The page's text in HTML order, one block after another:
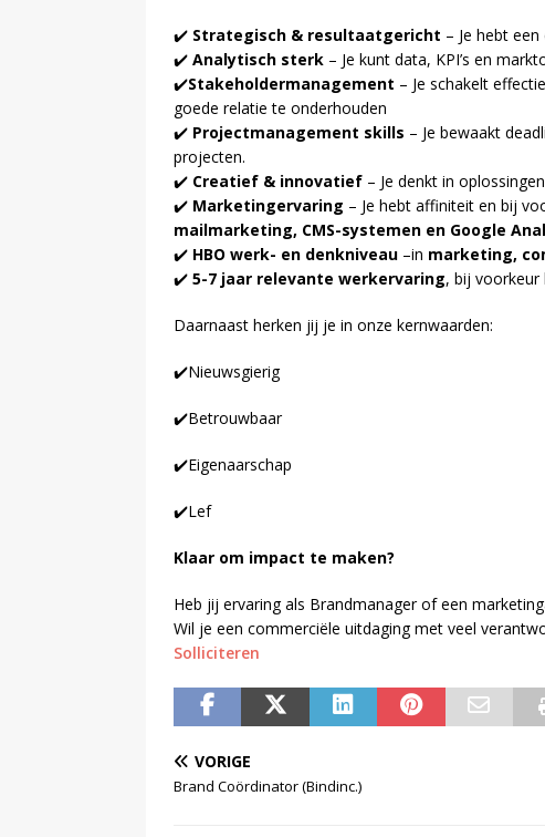
✔️ Strategisch & resultaatgericht – Je hebt
✔️ Analytisch sterk – Je kunt data, KPI’s en
✔️Stakeholdermanagement – Je schakelt
goede relatie te onderhouden
✔️ Projectmanagement skills – Je bewaakt
projecten.
✔️ Creatief & innovatief – Je denkt in
✔️ Marketingervaring – Je hebt affiniteit en bij
mailmarketing, CMS-systemen en Google
✔️ HBO werk- en denkniveau –in marketing,
✔️ 5-7 jaar relevante werkervaring, bij voorkeur
Daarnaast herken jij je in onze kernwaarden:
✔️Nieuwsgierig
✔️Betrouwbaar
✔️Eigenaarschap
✔️Lef
Klaar om impact te maken?
Heb jij ervaring als Brandmanager of een
Wil je een commerciële uitdaging met veel
Solliciteren
VORIGE
Brand Coördinator (Bindinc.)